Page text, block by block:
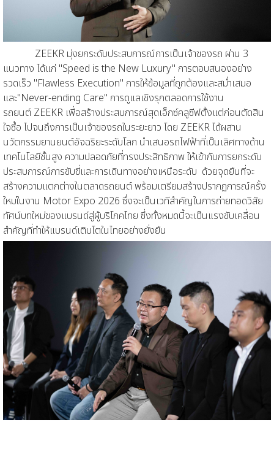
ZEEKR มุ่งยกระดับประสบการณ์การเป็นเจ้าของรถ ผ่าน 3
แนวทาง ได้แก่ "Speed is the New Luxury" การตอบสนองอย่าง
รวดเร็ว "Flawless Execution" การให้ข้อมูลที่ถูกต้องและสม่ำเสมอ
และ"Never-ending Care" การดูแลเชิงรุกตลอดการใช้งาน
รถยนต์ ZEEKR เพื่อสร้างประสบการณ์สุดเอ็กซ์คลูซีฟตั้งแต่ก่อนตัดสิน
ใจซื้อ ไปจนถึงการเป็นเจ้าของรถในระยะยาว โดย ZEEKR ได้ผสาน
นวัตกรรมยานยนต์อัจฉริยะระดับโลก นำเสนอรถไฟฟ้าที่เป็นเลิศทางด้าน
เทคโนโลยีชั้นสูง ความปลอดภัยที่ทรงประสิทธิภาพ ให้เข้ากับการยกระดับ
ประสบการณ์การขับขี่และการเดินทางอย่างเหนือระดับ ด้วยจุดยืนที่จะ
สร้างความแตกต่างในตลาดรถยนต์ พร้อมเตรียมสร้างปรากฏการณ์ครั้ง
ใหม่ในงาน Motor Expo 2026 ซึ่งจะเป็นเวทีสำคัญในการถ่ายทอดวิสัย
ทัศน์บทใหม่ของแบรนด์สู่ผู้บริโภคไทย ซึ่งทั้งหมดนี้จะเป็นแรงขับเคลื่อน
สำคัญที่ทำให้แบรนด์เติบโตในไทยอย่างยั่งยืน